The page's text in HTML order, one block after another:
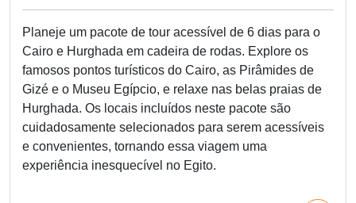
Planeje um pacote de tour acessível de 6 dias para o
Cairo e Hurghada em cadeira de rodas. Explore os
famosos pontos turísticos do Cairo, as Pirâmides de
Gizé e o Museu Egípcio, e relaxe nas belas praias de
Hurghada. Os locais incluídos neste pacote são
cuidadosamente selecionados para serem acessíveis
e convenientes, tornando essa viagem uma
experiência inesquecível no Egito.